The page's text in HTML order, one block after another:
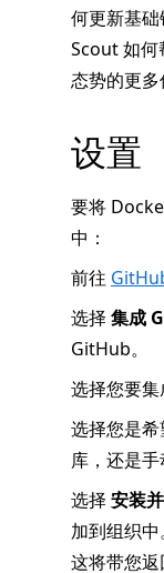
何更新基
Scout 如何
态势的更
设置
要将
中：
前往
选择 集成
GitHub。
选择您要集
选择您是
库，还是手
选择 安装
加到组织中。
这将带您